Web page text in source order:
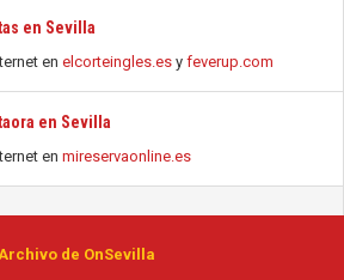
en Sevilla
en elcorteingles.es y feverup.com
en Sevilla
en mireservaonline.es
de OnSevilla